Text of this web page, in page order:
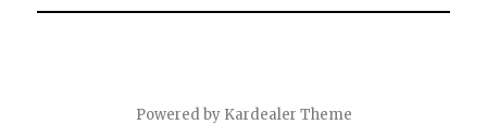
Powered by Kardealer Theme